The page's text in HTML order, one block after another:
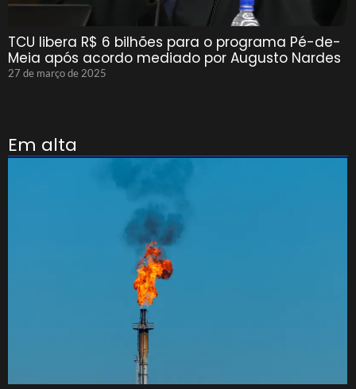
TCU libera R$ 6 bilhões para o programa Pé-de-
Meia após acordo mediado por Augusto Nardes
27 de março de 2025
Em alta